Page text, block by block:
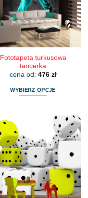
wybrać
na
stronie
produktu
Fototapeta turkusowa
tancerka
cena od: 476 zł
WYBIERZ OPCJE
wariantów.
Opcje
można
wybrać
na
stronie